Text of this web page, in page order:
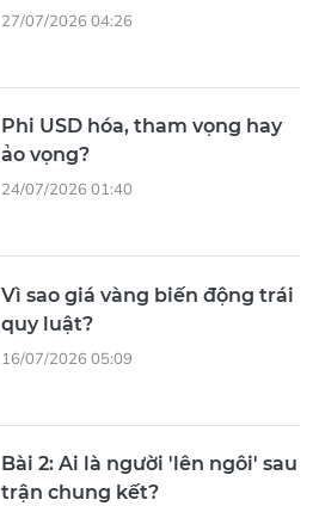
27/07/2026 04:26
Phi USD hóa, tham vọng hay
ảo vọng?
24/07/2026 01:40
Vì sao giá vàng biến động trái
quy luật?
16/07/2026 05:09
Bài 2: Ai là người 'lên ngôi' sau
trận chung kết?